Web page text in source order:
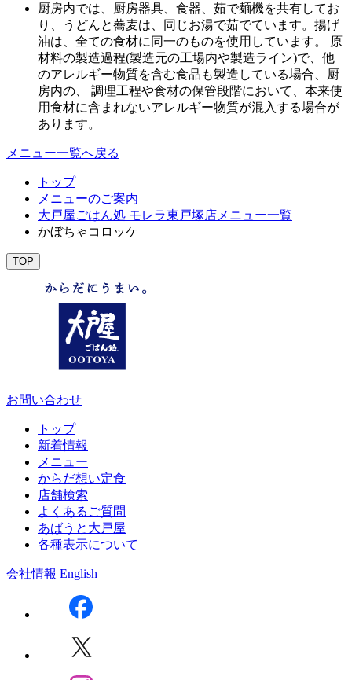
厨房内では、厨房器具、食器、茹で麺機を共有してお
り、うどんと蕎麦は、同じお湯で茹でています。揚げ
油は、全ての食材に同一のものを使用しています。 原
材料の製造過程(製造元の工場内や製造ライン)で、他
のアレルギー物質を含む食品も製造している場合、厨
房内の、 調理工程や食材の保管段階において、本来使
用食材に含まれないアレルギー物質が混入する場合が
あります。
メニュー一覧へ戻る
トップ
メニューのご案内
大戸屋ごはん処 モレラ東戸塚店メニュー一覧
かぼちゃコロッケ
TOP
お問い合わせ
トップ
新着情報
メニュー
からだ想い定食
店舗検索
よくあるご質問
あばうと大戸屋
各種表示について
会社情報 English